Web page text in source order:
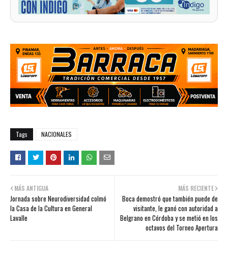
Tags NACIONALES
MÁS RECIENTE
Boca demostró que también puede de
visitante, le ganó con autoridad a
Belgrano en Córdoba y se metió en los
octavos del Torneo Apertura
MÁS ANTIGUA
Jornada sobre Neurodiversidad colmó
la Casa de la Cultura en General
Lavalle